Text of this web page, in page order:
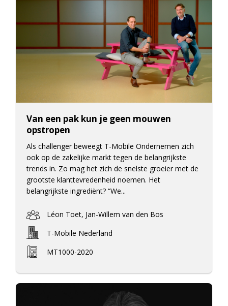
Van een pak kun je geen mouwen
opstropen
Als challenger beweegt T-Mobile Ondernemen zich
ook op de zakelijke markt tegen de belangrijkste
trends in. Zo mag het zich de snelste groeier met de
grootste klanttevredenheid noemen. Het
belangrijkste ingrediënt? “We...
Léon Toet, Jan-Willem van den Bos
T-Mobile Nederland
MT1000-2020